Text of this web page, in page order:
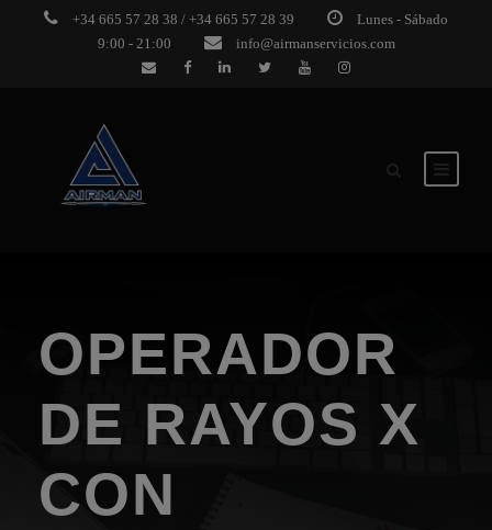
+34 665 57 28 38 / +34 665 57 28 39
Lunes - Sábado
9:00 - 21:00
info@airmanservicios.com
OPERADOR
DE RAYOS X
CON